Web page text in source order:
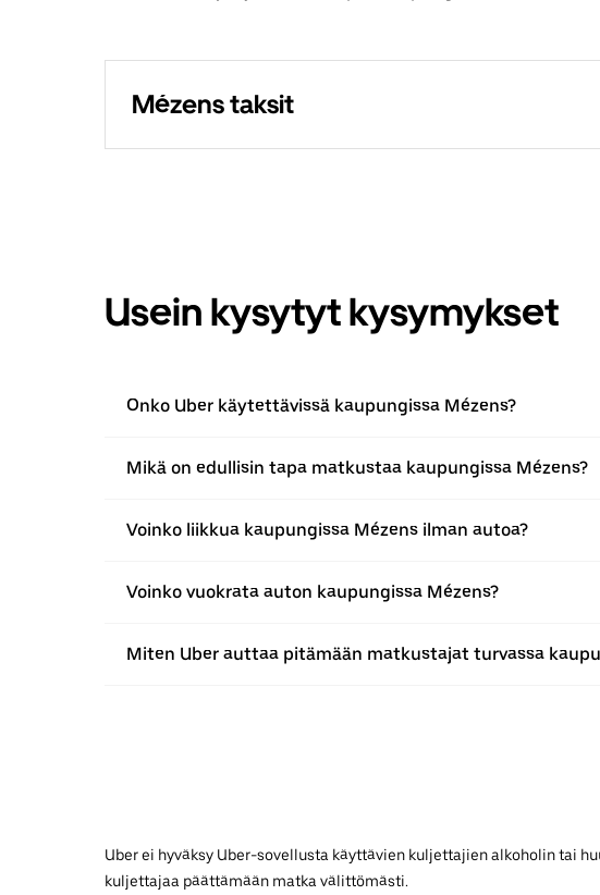
Mézens taksit
Usein kysytyt kysymykset
Onko Uber käytettävissä kaupungissa Mézens?
Mikä on edullisin tapa matkustaa kaupungissa Mézens?
Voinko liikkua kaupungissa Mézens ilman autoa?
Voinko vuokrata auton kaupungissa Mézens?
Miten Uber auttaa pitämään matkustajat turvassa
Uber ei hyväksy Uber-sovellusta käyttävien kuljettajien alkoholin tai
kuljettajaa päättämään matka välittömästi.